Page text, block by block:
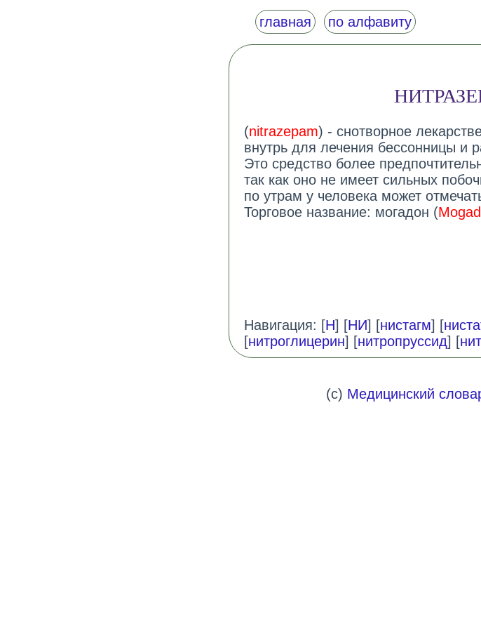
главная по алфавиту
(nitrazepam) - снотворное
внутрь для лечения бессонницы и
Это средство более
так как оно не имеет сильных
по утрам у человека может
Торговое название: могадон (
Навигация: [Н] [НИ] [нистагм] [
[нитроглицерин] [нитропруссид] [
(c) Медицинский